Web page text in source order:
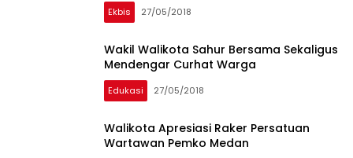
Ekbis 27/05/2018
Wakil Walikota Sahur Bersama Sekaligus
Mendengar Curhat Warga
Edukasi 27/05/2018
Walikota Apresiasi Raker Persatuan
Wartawan Pemko Medan